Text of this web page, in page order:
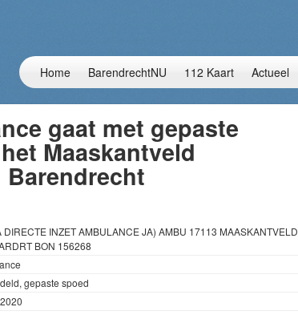
Home BarendrechtNU 112 Kaart Actueel
gaat met gepaste
Maaskantveld
Barendrecht
DIRECTE INZET AMBULANCE JA) AMBU 17113 MAASKANTVELD
BON 156268
gepaste spoed